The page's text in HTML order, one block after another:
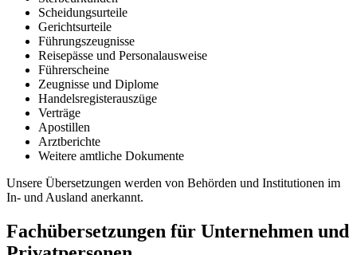
Scheidungsurteile
Gerichtsurteile
Führungszeugnisse
Reisepässe und Personalausweise
Führerscheine
Zeugnisse und Diplome
Handelsregisterauszüge
Verträge
Apostillen
Arztberichte
Weitere amtliche Dokumente
Unsere Übersetzungen werden von Behörden und Institutionen im
In- und Ausland anerkannt.
Fachübersetzungen für Unternehmen und